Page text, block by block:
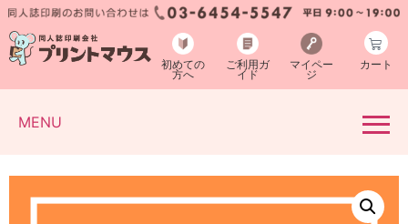
初めての
方へ
ご利用ガ
イド
マイペー
ジ
カート
MENU